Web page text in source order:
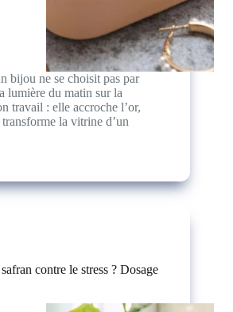
bijou ne se choisit pas par
lumière du matin sur la
travail : elle accroche l’or,
la vitrine d’un
contre le stress ? Dosage